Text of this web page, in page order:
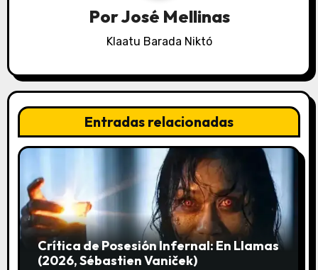
d
e
n
t
r
a
PorJosé Mellinas
Klaatu Barada Niktó
Entradas relacionadas
Crítica de Posesión Infernal: En Llamas
(2026, Sébastien Vaniček)